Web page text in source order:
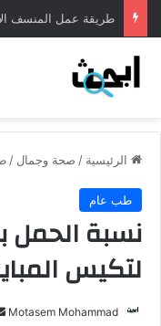
طريقة عمل المنسف
الرئيسية / صحة وجمال /
طب عام
نسبة الحمل
لتكيس
Motasem Mohammad